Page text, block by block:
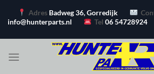
naar
Adres Badweg 36, Gorredijk
info@hunterparts.nl
Tel06 54728924